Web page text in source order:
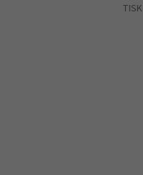
TISK